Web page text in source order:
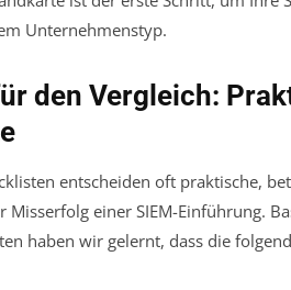
Unternehmenstyp.
den Vergleich:
entscheiden oft praktische,
Misserfolg einer SIEM-Einführung.
haben wir gelernt, dass die